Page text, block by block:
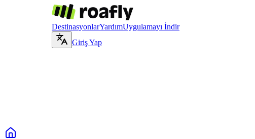
DestinasyonlarYardımUygulamayı İndir
Giriş Yap